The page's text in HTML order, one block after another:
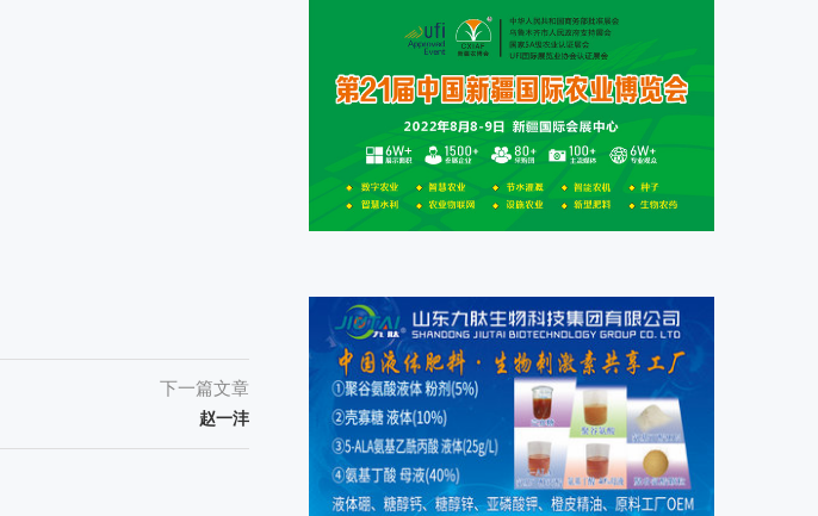
下一篇文章
赵一沣